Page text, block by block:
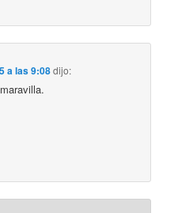
a las 9:08dijo: